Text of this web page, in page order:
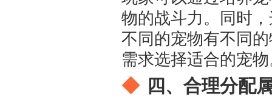
物的战斗力。同时
不同的宠物有不同
需求选择适合的宠
四、合理分配